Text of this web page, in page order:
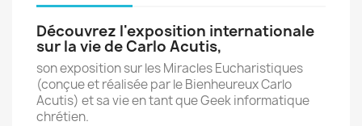
Découvrez l'exposition internationale
sur la vie de Carlo Acutis,
son exposition sur les Miracles Eucharistiques
(conçue et réalisée par le BienheureuxCarlo
Acutis) et sa vie en tant que Geek informatique
chrétien.